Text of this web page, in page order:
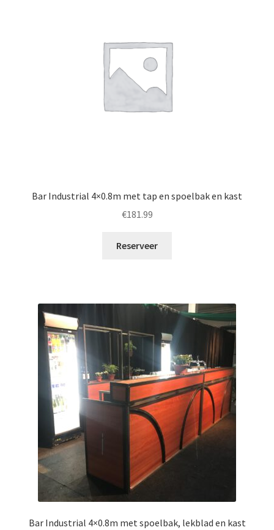
Bar Industrial 4×0.8m met tap en spoelbak en kast
€181.99
Reserveer
Bar Industrial 4×0.8m met spoelbak, lekblad en kast